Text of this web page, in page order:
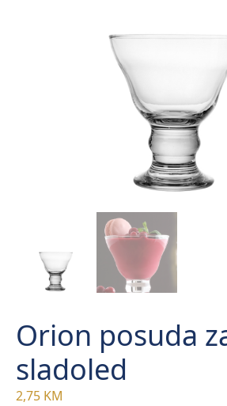
Orion posuda
sladoled
2,75 KM